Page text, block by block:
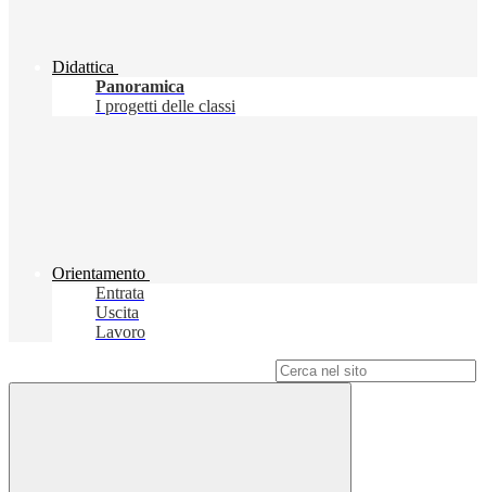
Didattica
Panoramica
I progetti delle classi
Orientamento
Entrata
Uscita
Lavoro